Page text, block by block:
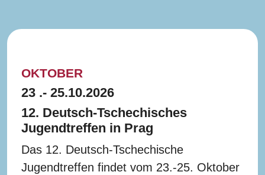
OKTOBER
23 .- 25.10.2026
12. Deutsch-Tschechisches
Jugendtreffen in Prag
Das 12. Deutsch-Tschechische
Jugendtreffen findet vom 23.-25. Oktober